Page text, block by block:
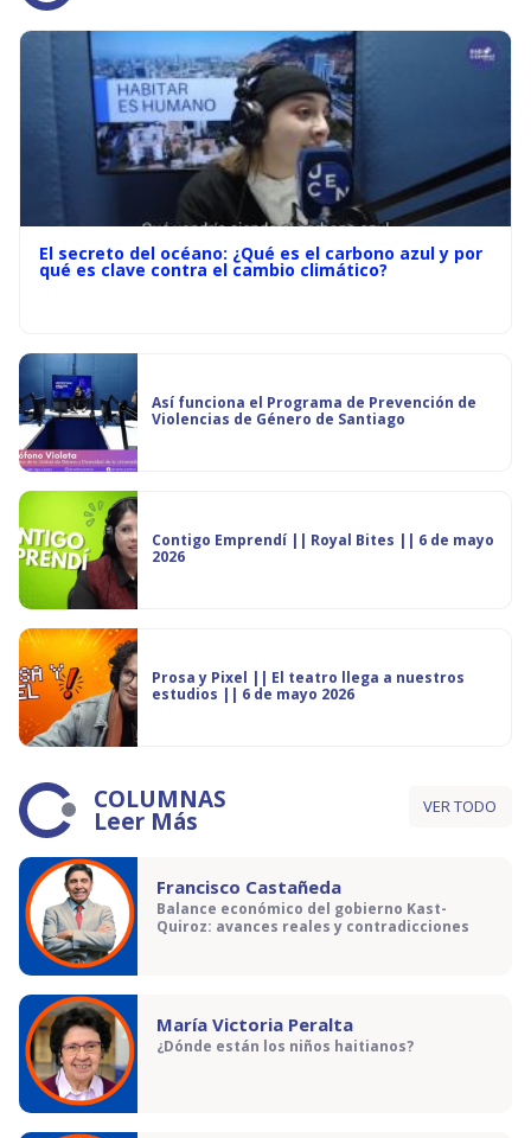
El secreto del océano: ¿Qué es el carbono azul y por
qué es clave contra el cambio climático?
Así funciona el Programa de Prevención de
Violencias de Género de Santiago
Contigo Emprendí || Royal Bites || 6 de mayo
2026
Prosa y Pixel || El teatro llega a nuestros
estudios || 6 de mayo 2026
COLUMNAS
Leer Más VER TODO
Francisco Castañeda
Balance económico del gobierno Kast-
Quiroz: avances reales y contradicciones
María Victoria Peralta
¿Dónde están los niños haitianos?